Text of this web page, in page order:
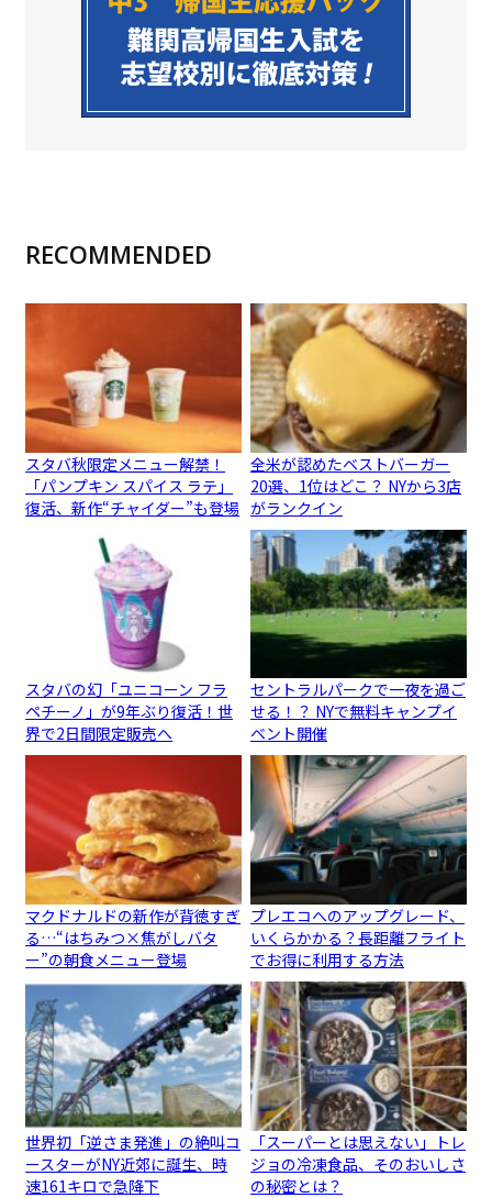
RECOMMENDED
スタバ秋限定メニュー解禁！
「パンプキン スパイス ラテ」
復活、新作“チャイダー”も登場
全米が認めたベストバーガー
20選、1位はどこ？ NYから3店
がランクイン
スタバの幻「ユニコーン フラ
ペチーノ」が9年ぶり復活！世
界で2日間限定販売へ
セントラルパークで一夜を過ご
せる！？ NYで無料キャンプイ
ベント開催
マクドナルドの新作が背徳すぎ
る…“はちみつ×焦がしバタ
ー”の朝食メニュー登場
プレエコへのアップグレード、
いくらかかる？長距離フライト
でお得に利用する方法
世界初「逆さま発進」の絶叫コ
ースターがNY近郊に誕生、時
速161キロで急降下
「スーパーとは思えない」トレ
ジョの冷凍食品、そのおいしさ
の秘密とは？